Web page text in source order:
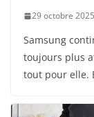
29 octobre 2025
Samsung
toujours plus
tout pour elle.